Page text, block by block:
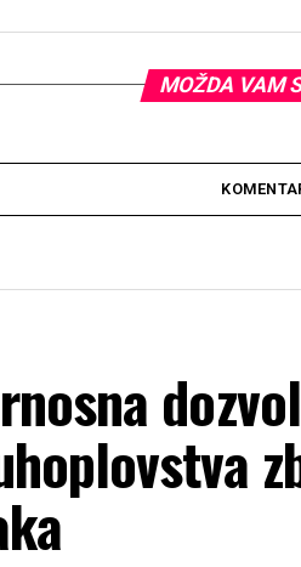
MOŽDA VAM